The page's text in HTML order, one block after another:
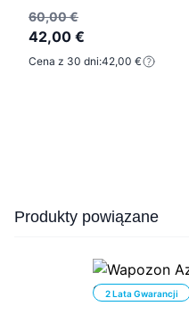
60,00 €
42,00 €
Cena z 30 dni:42,00 €
Press to skip carousel
Produkty powiązane
2 Lata Gwarancji